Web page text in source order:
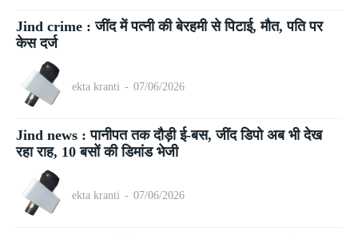
Jind crime : जींद में पत्नी की बेरहमी से पिटाई, मौत, पति पर
केस दर्ज
ekta kranti - 07/06/2026
Jind news : पानीपत तक दौड़ी ई-बस, जींद डिपो अब भी देख
रहा राह, 10 बसों की डिमांड भेजी
ekta kranti - 07/06/2026